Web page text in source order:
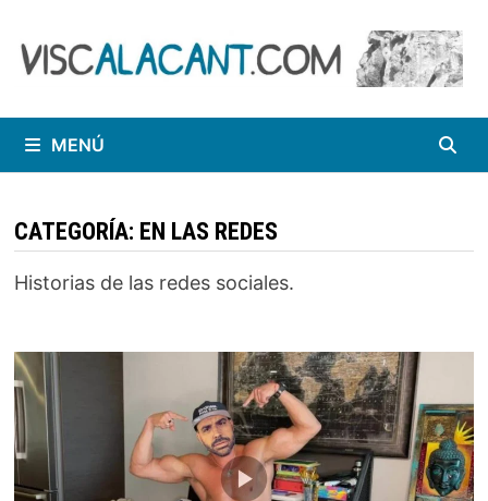
contenido
MENÚ
CATEGORÍA: EN LAS REDES
Historias de las redes sociales.